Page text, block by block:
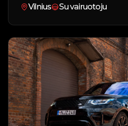
Vilnius Su vairuotoju